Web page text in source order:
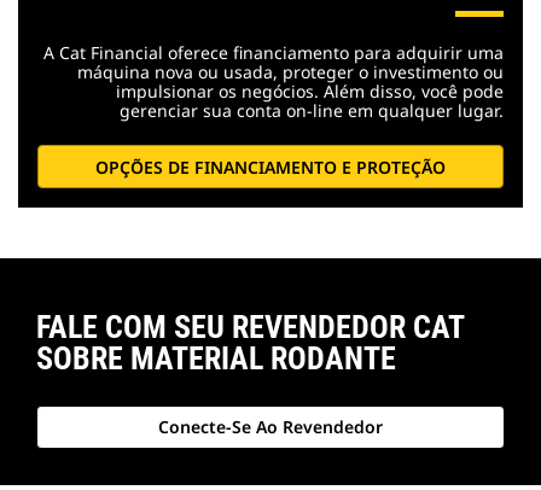
A Cat Financial oferece financiamento para adquirir uma
máquina nova ou usada, proteger o investimento ou
impulsionar os negócios. Além disso, você pode
gerenciar sua conta on-line em qualquer lugar.
OPÇÕES DE FINANCIAMENTO E PROTEÇÃO
FALE COM SEU REVENDEDOR CAT
SOBRE MATERIAL RODANTE
Conecte-Se Ao Revendedor